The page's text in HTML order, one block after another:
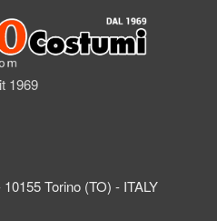
1969
Torino (TO) - ITALY